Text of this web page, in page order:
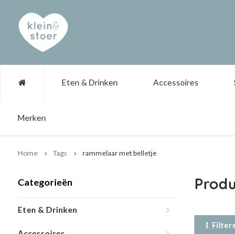
Eten & Drinken Accessoires
Merken
Home Tags rammelaar met belletje
Categorieën
Eten & Drinken
Filters